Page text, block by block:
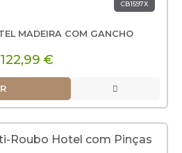
CB1597X
MADEIRA COM GANCHO
122,99 €